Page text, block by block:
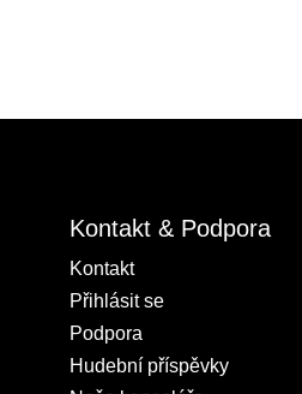
Kontakt & Podpora
Kontakt
Přihlásit se
Podpora
Hudební příspěvky